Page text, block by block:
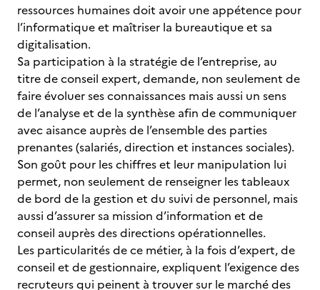
ressources humaines doit avoir une appétence pour
l’informatique et maîtriser la bureautique et sa
digitalisation.
Sa participation à la stratégie de l’entreprise, au
titre de conseil expert, demande, non seulement de
faire évoluer ses connaissances mais aussi un sens
de l’analyse et de la synthèse afin de communiquer
avec aisance auprès de l’ensemble des parties
prenantes (salariés, direction et instances sociales).
Son goût pour les chiffres et leur manipulation lui
permet, non seulement de renseigner les tableaux
de bord de la gestion et du suivi de personnel, mais
aussi d’assurer sa mission d’information et de
conseil auprès des directions opérationnelles.
Les particularités de ce métier, à la fois d’expert, de
conseil et de gestionnaire, expliquent l’exigence des
recruteurs qui peinent à trouver sur le marché des